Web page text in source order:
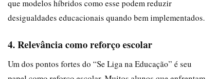
que modelos híbridos como esse podem reduzir
desigualdades educacionais quando bem implementados.
4. Relevância como reforço escolar
Um dos pontos fortes do “Se Liga na Educação” é seu